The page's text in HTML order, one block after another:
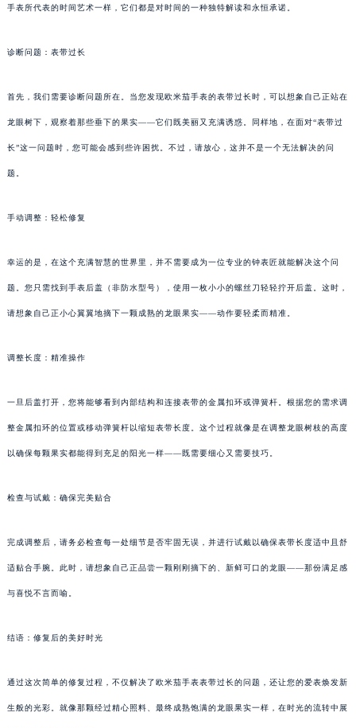
手表所代表的时间艺术一样，它们都是对时间的一种独特解读和永恒承诺。
诊断问题：表带过长
首先，我们需要诊断问题所在。当您发现欧米茄手表的表带过长时，可以想象自己正站在
龙眼树下，观察着那些垂下的果实——它们既美丽又充满诱惑。同样地，在面对“表带过
长”这一问题时，您可能会感到些许困扰。不过，请放心，这并不是一个无法解决的问
题。
手动调整：轻松修复
幸运的是，在这个充满智慧的世界里，并不需要成为一位专业的钟表匠就能解决这个问
题。您只需找到手表后盖（非防水型号），使用一枚小小的螺丝刀轻轻拧开后盖。这时，
请想象自己正小心翼翼地摘下一颗成熟的龙眼果实——动作要轻柔而精准。
调整长度：精准操作
一旦后盖打开，您将能够看到内部结构和连接表带的金属扣环或弹簧杆。根据您的需求调
整金属扣环的位置或移动弹簧杆以缩短表带长度。这个过程就像是在调整龙眼树枝的高度
以确保每颗果实都能得到充足的阳光一样——既需要细心又需要技巧。
检查与试戴：确保完美贴合
完成调整后，请务必检查每一处细节是否牢固无误，并进行试戴以确保表带长度适中且舒
适贴合手腕。此时，请想象自己正品尝一颗刚刚摘下的、新鲜可口的龙眼——那份满足感
与喜悦不言而喻。
结语：修复后的美好时光
通过这次简单的修复过程，不仅解决了欧米茄手表表带过长的问题，还让您的爱表焕发新
生般的光彩。就像那颗经过精心照料、最终成熟饱满的龙眼果实一样，在时光的流转中展